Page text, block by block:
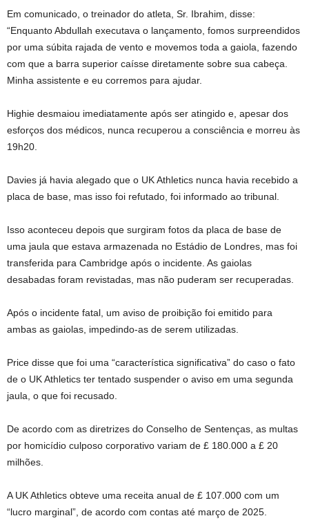
Em comunicado, o treinador do atleta, Sr. Ibrahim, disse:
“Enquanto Abdullah executava o lançamento, fomos surpreendidos
por uma súbita rajada de vento e movemos toda a gaiola, fazendo
com que a barra superior caísse diretamente sobre sua cabeça.
Minha assistente e eu corremos para ajudar.
Highie desmaiou imediatamente após ser atingido e, apesar dos
esforços dos médicos, nunca recuperou a consciência e morreu às
19h20.
Davies já havia alegado que o UK Athletics nunca havia recebido a
placa de base, mas isso foi refutado, foi informado ao tribunal.
Isso aconteceu depois que surgiram fotos da placa de base de
uma jaula que estava armazenada no Estádio de Londres, mas foi
transferida para Cambridge após o incidente. As gaiolas
desabadas foram revistadas, mas não puderam ser recuperadas.
Após o incidente fatal, um aviso de proibição foi emitido para
ambas as gaiolas, impedindo-as de serem utilizadas.
Price disse que foi uma “característica significativa” do caso o fato
de o UK Athletics ter tentado suspender o aviso em uma segunda
jaula, o que foi recusado.
De acordo com as diretrizes do Conselho de Sentenças, as multas
por homicídio culposo corporativo variam de £ 180.000 a £ 20
milhões.
A UK Athletics obteve uma receita anual de £ 107.000 com um
“lucro marginal”, de acordo com contas até março de 2025.